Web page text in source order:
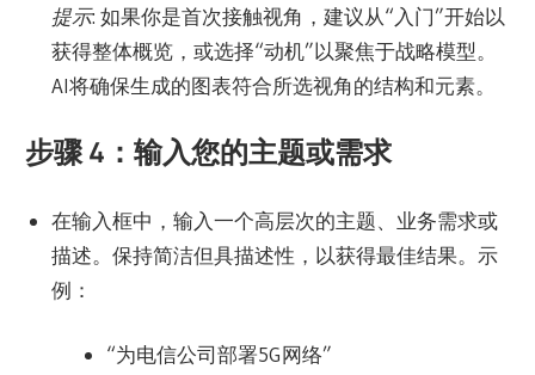
提示: 如果你是首次接触视角，建议从“入门”开始以
获得整体概览，或选择“动机”以聚焦于战略模型。
AI将确保生成的图表符合所选视角的结构和元素。
步骤 4：输入您的主题或需求
在输入框中，输入一个高层次的主题、业务需求或
描述。保持简洁但具描述性，以获得最佳结果。示
例：
“为电信公司部署5G网络”